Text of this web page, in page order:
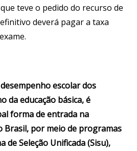
teve o pedido do recurso de
deverá pagar a taxa
escolar dos
da educação básica, é
forma de entrada na
Brasil, por meio de programas
de Seleção Unificada (Sisu),